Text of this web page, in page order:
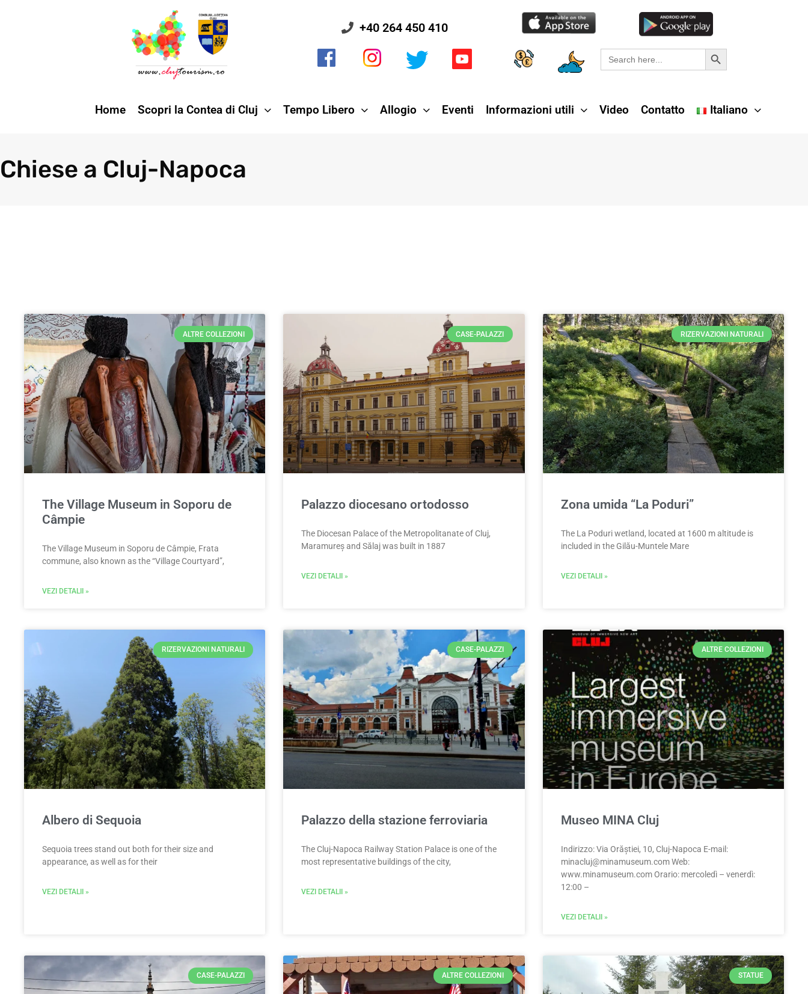
+40 264 450 410
Search
for:
Search Button
Home Scopri la Contea di Cluj Tempo Libero Allogio Eventi Informazioni utili Video Contatto Italiano
Chiese a Cluj-Napoca
ALTRE COLLEZIONI
The Village Museum in Soporu de
Câmpie
The Village Museum in Soporu de Câmpie, Frata
commune, also known as the “Village Courtyard”,
VEZI DETALII »
CASE-PALAZZI
Palazzo diocesano ortodosso
The Diocesan Palace of the Metropolitanate of Cluj,
Maramureș and Sălaj was built in 1887
VEZI DETALII »
RIZERVAZIONI NATURALI
Zona umida “La Poduri”
The La Poduri wetland, located at 1600 m altitude is
included in the Gilău-Muntele Mare
VEZI DETALII »
RIZERVAZIONI NATURALI
Albero di Sequoia
Sequoia trees stand out both for their size and
appearance, as well as for their
VEZI DETALII »
CASE-PALAZZI
Palazzo della stazione ferroviaria
The Cluj-Napoca Railway Station Palace is one of the
most representative buildings of the city,
VEZI DETALII »
ALTRE COLLEZIONI
Museo MINA Cluj
Indirizzo: Via Orăștiei, 10, Cluj-Napoca E-mail:
minacluj@minamuseum.comWeb:
www.minamuseum.com Orario: mercoledì – venerdì:
12:00 –
VEZI DETALII »
CASE-PALAZZI ALTRE COLLEZIONI STATUE